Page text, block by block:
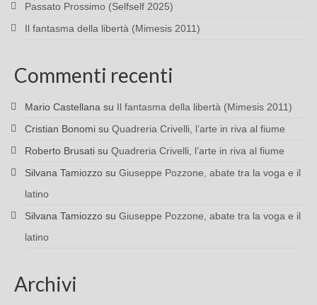
Passato Prossimo (Selfself 2025)
Il fantasma della libertà (Mimesis 2011)
Commenti recenti
Mario Castellana su Il fantasma della libertà (Mimesis 2011)
Cristian Bonomi su Quadreria Crivelli, l’arte in riva al fiume
Roberto Brusati su Quadreria Crivelli, l’arte in riva al fiume
Silvana Tamiozzo su Giuseppe Pozzone, abate tra la voga e il
latino
Silvana Tamiozzo su Giuseppe Pozzone, abate tra la voga e il
latino
Archivi